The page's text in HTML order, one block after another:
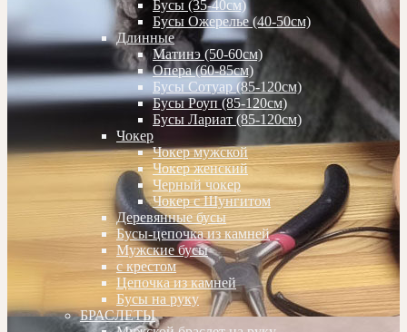
Бусы (35-40см)
Бусы Ожерелье (40-50см)
Длинные
Матинэ (50-60см)
Опера (60-85см)
Бусы Сотуар (85-120см)
Бусы Роуп (85-120см)
Бусы Лариат (85-120см)
Чокер
Чокер мужской
Чокер женский
Черный чокер
Чокер с Шунгитом
Деревянные бусы
Бусы-цепочка из камней
Мужские бусы
с крестом
Цепочка из камней
Бусы на руку
БРАСЛЕТЫ